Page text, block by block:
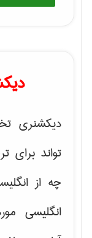
دیکشنری
تواند
چه از
انگلیسی